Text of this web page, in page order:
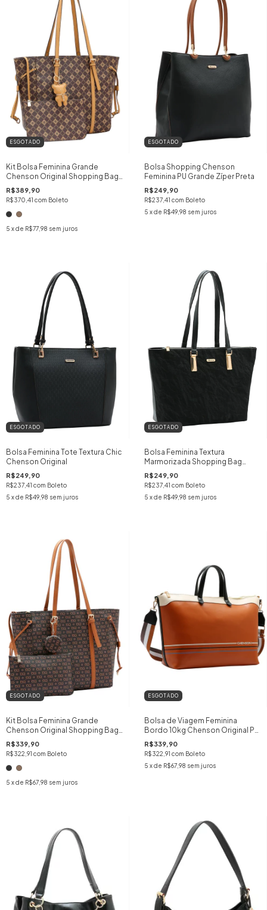
ESGOTADO
Kit Bolsa Feminina Grande
Chenson Original Shopping Bag
Monograma Luxo Inclui
Necessaire e Chaveiro Ursinho
R$389,90
R$370,41 com Boleto
5 x de R$77,98 sem juros
ESGOTADO
Bolsa Shopping Chenson
Feminina PU Grande Zíper Preta
R$249,90
R$237,41 com Boleto
5 x de R$49,98 sem juros
ESGOTADO
Bolsa Feminina Tote Textura Chic
Chenson Original
R$249,90
R$237,41 com Boleto
5 x de R$49,98 sem juros
ESGOTADO
Bolsa Feminina Textura
Marmorizada Shopping Bag
Chenson Original
R$249,90
R$237,41 com Boleto
5 x de R$49,98 sem juros
ESGOTADO
Kit Bolsa Feminina Grande
Chenson Original Shopping Bag
Monograma Luxo Inclui
Necessaire e Chaveiro Espelho
Maquiagem
R$339,90
R$322,91 com Boleto
5 x de R$67,98 sem juros
ESGOTADO
Bolsa de Viagem Feminina
Bordo 10kg Chenson Original PU
Premium Travel Mão
cor:MARROM
R$339,90
R$322,91 com Boleto
5 x de R$67,98 sem juros